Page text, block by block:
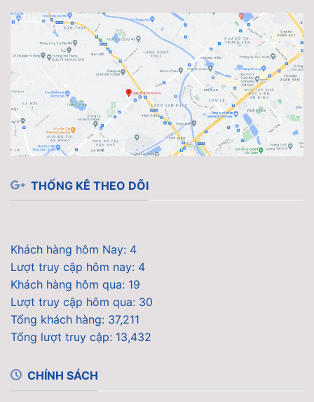
THỐNG KÊ THEO DÕI
Khách hàng hôm Nay: 4
Lượt truy cập hôm nay: 4
Khách hàng hôm qua: 19
Lượt truy cập hôm qua: 30
Tổng khách hàng: 37,211
Tổng lượt truy cập: 13,432
CHÍNH SÁCH